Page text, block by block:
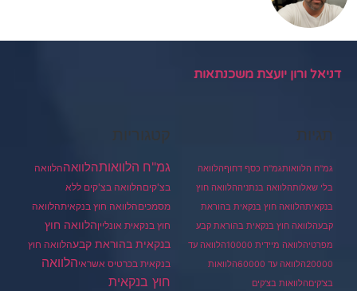
דניאל ורון יועצת משכנתאות
תגיות
גמ"ח הלוואותגמ"ח כסף דחוףהלוואה
בלי שאלותהלוואה בנתניההלוואה חוץ
בנקאיתהלוואה חוץ בנקאית בהוראת
קבעהלוואה חוץ בנקאית בהוראת קבע
מפרטיהלוואה מיידית 10000
הלוואה עד
20000הלוואה עד 60000
הלוואות
בצ'קיםהלוואות בצ'קים
קטגוריות
גמ"ח הלוואותהלוואההלוואה
בצ'קיםהלוואה בצ'קים ללא
מסמכיםהלוואה חוץ בנקאיתהלוואה
חוץ בנקאית אונלייןהלוואה חוץ
בנקאית בהוראת קבעהלוואה חוץ
בנקאית בכרטיס אשראיהלוואה
חוץ בנקאית